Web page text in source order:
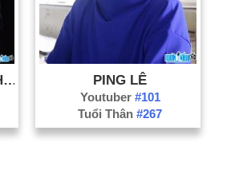
PING LÊ
Youtuber #101
Tuổi Thân#267